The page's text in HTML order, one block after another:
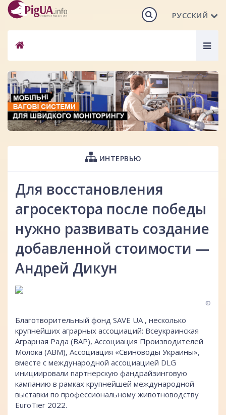
РУССКИЙ
ИНТЕРВЬЮ
Для восстановления
агросектора после победы
нужно развивать создание
добавленной стоимости —
Андрей Дикун
©
Благотворительный фонд SAVE UA, несколько
крупнейших аграрных ассоциаций: Всеукраинская
Аграрная Рада (ВАР), Ассоциация Производителей
Молока (АВМ), Ассоциация «Свиноводы Украины»,
вместе с международной ассоциацией DLG
инициировали партнерскую фандрайзинговую
кампанию в рамках крупнейшей международной
выставки по профессиональному животноводству
EuroTier 2022.